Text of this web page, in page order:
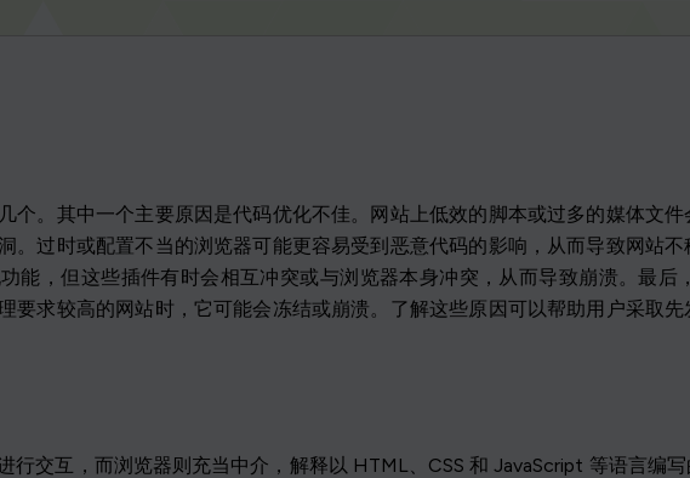
个。其中一个主要原因是代码优化不佳。网站上低效的脚本或过多的媒体文
。过时或配置不当的浏览器可能更容易受到恶意代码的影响，从而导致网站
能，但这些插件有时会相互冲突或与浏览器本身冲突，从而导致崩溃。最
要求较高的网站时，它可能会冻结或崩溃。了解这些原因可以帮助用户采取
行交互，而浏览器则充当中介，解释以 HTML、CSS 和 JavaScript 等语言编